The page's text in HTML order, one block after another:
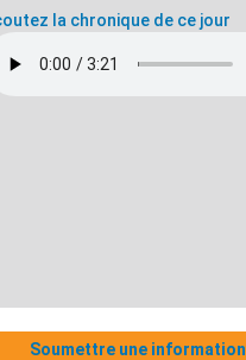
la chronique de ce jour
Soumettre une information